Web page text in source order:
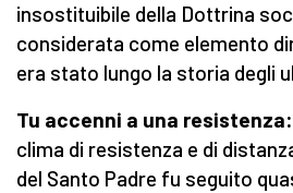
insostituibile della Dottrina
considerata come elemento
era stato lungo la storia degli
Tu accenni a una resistenza:
clima di resistenza e di
del Santo Padre fu seguito